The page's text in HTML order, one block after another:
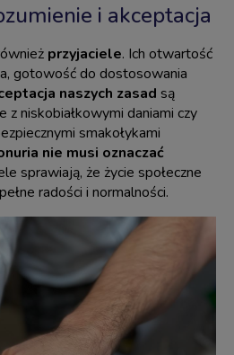
i akceptacja
przyjaciele. Ich otwartość
gotowość do dostosowania
naszych zasad są
z niskobiałkowymi daniami czy
smakołykami
nie musi oznaczać
sprawiają, że życie społeczne
radości i normalności.